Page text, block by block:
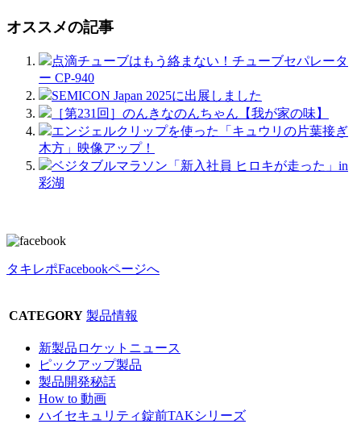
オススメの記事
点滴チューブはもう絡まない！チューブセパレータ
ー CP-940
SEMICON Japan 2025に出展しました
［第231回］のんきなのんちゃん【我が家の味】
エンジェルクリップを使った「キュウリの片葉接ぎ
木方」映像アップ！
ベジタブルマラソン「新入社員 ヒロキが走った」in
彩湖
タキレポFacebookページへ
CATEGORY 製品情報
新製品ロケットニュース
ピックアップ製品
製品開発秘話
How to 動画
ハイセキュリティ錠前TAKシリーズ